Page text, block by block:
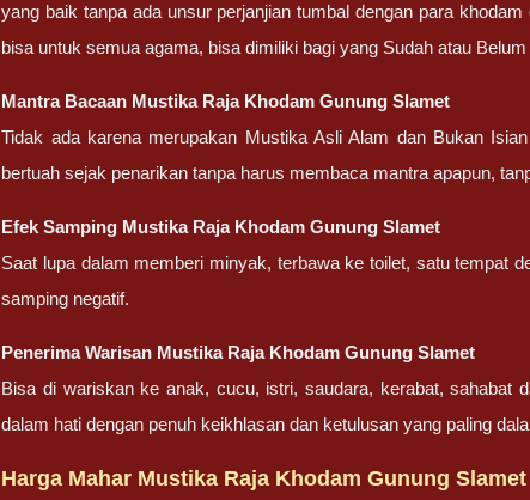
yang baik tanpa ada unsur perjanjian tumbal dengan para
bisa untuk semua agama, bisa dimiliki bagi yang Sudah atau
Mantra Bacaan Mustika Raja Khodam Gunung Slamet
Tidak ada karena merupakan Mustika Asli Alam dan Bukan
bertuah sejak penarikan tanpa harus membaca mantra apapun,
Efek Samping Mustika Raja Khodam Gunung Slamet
Saat lupa dalam memberi minyak, terbawa ke toilet, satu tempat
samping negatif.
Penerima Warisan Mustika Raja Khodam Gunung Slamet
Bisa di wariskan ke anak, cucu, istri, saudara, kerabat, sahabat
dalam hati dengan penuh keikhlasan dan ketulusan yang paling
Harga Mahar Mustika Raja Khodam Gunung Slamet